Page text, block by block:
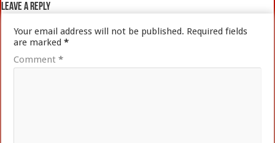
Leave a Reply
Your email address will not be published. Required fields
are marked*
Comment*